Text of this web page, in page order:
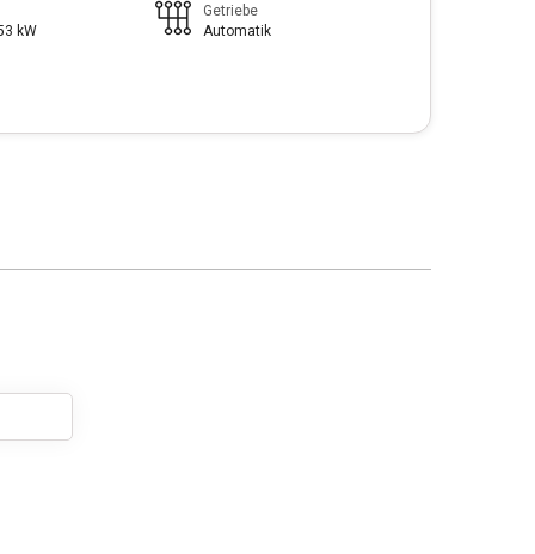
kW
Getriebe
Automatik